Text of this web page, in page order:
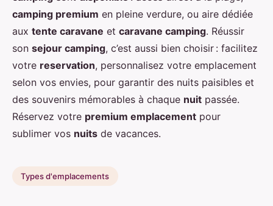
camping premium en pleine verdure, ou aire dédiée
aux tente caravane et caravane camping. Réussir
son sejour camping, c’est aussi bien choisir : facilitez
votre reservation, personnalisez votre emplacement
selon vos envies, pour garantir des nuits paisibles et
des souvenirs mémorables à chaque nuit passée.
Réservez votre premium emplacement pour
sublimer vos nuits de vacances.
Types d'emplacements